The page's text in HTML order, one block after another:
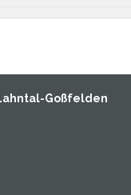
Goßfelden